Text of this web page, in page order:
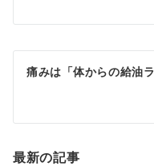
痛みは「体からの給油ラ
最新の記事